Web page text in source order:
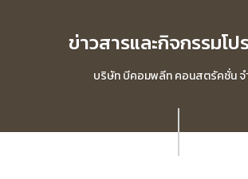
ข่าวสารและกิจกรรมโป
บริษัท บีคอมพลีท คอนสตรัคชั่น จ